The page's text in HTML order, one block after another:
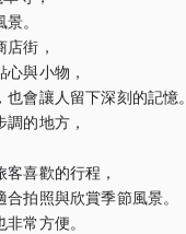
。
街，
與小物，
會讓人留下深刻的記憶。
的地方，
喜歡的行程，
拍照與欣賞季節風景。
常方便。